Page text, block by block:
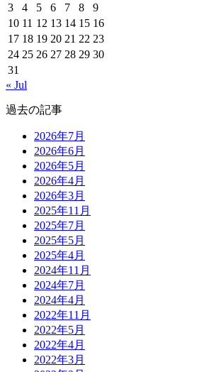
3
4 5 6 7 8
9
10 11 12 13 14 15 16
17 18 19 20 21 22 23
24 25 26 27 28 29 30
31
« Jul
過去の記事
2026年7月
2026年6月
2026年5月
2026年4月
2026年3月
2025年11月
2025年7月
2025年5月
2025年4月
2024年11月
2024年7月
2024年4月
2022年11月
2022年5月
2022年4月
2022年3月